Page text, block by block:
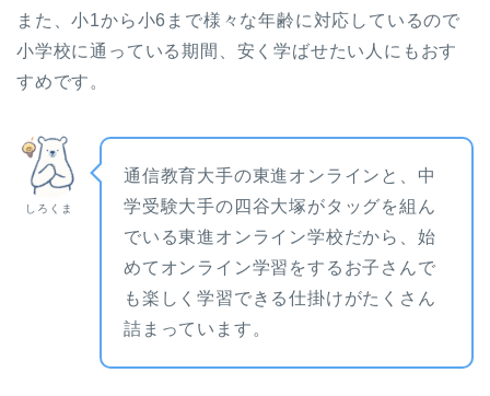
また、小1から小6まで様々な年齢に対応しているので
小学校に通っている期間、安く学ばせたい人にもおす
すめです。
しろくま
通信教育大手の東進オンラインと、中
学受験大手の四谷大塚がタッグを組ん
でいる東進オンライン学校だから、始
めてオンライン学習をするお子さんで
も楽しく学習できる仕掛けがたくさん
詰まっています。